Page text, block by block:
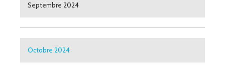
Septembre 2024
Octobre 2024